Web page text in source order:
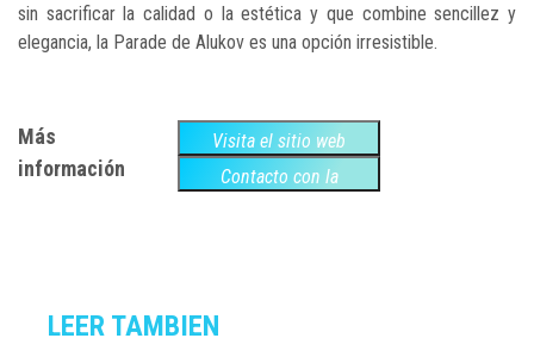
sin sacrificar la calidad o la estética y que combine sencillez y
elegancia, la Parade de Alukov es una opción irresistible.
Más
información
Visita el sitio web
Contacto con la
LEER TAMBIEN